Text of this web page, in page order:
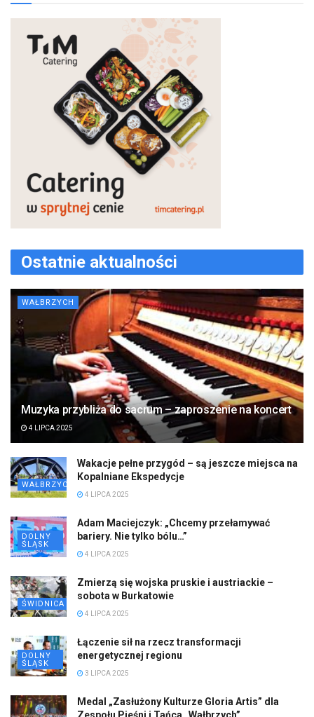
Ostatnie aktualności
WAŁBRZYCH
Muzyka przybliża do sacrum – zaproszenie na koncert
4 LIPCA 2025
WAŁBRZYCH
Wakacje pełne przygód – są jeszcze miejsca na
Kopalniane Ekspedycje
4 LIPCA 2025
DOLNY
ŚLĄSK
Adam Maciejczyk: „Chcemy przełamywać
bariery. Nie tylko bólu…”
4 LIPCA 2025
ŚWIDNICA
Zmierzą się wojska pruskie i austriackie –
sobota w Burkatowie
4 LIPCA 2025
DOLNY
ŚLĄSK
Łączenie sił na rzecz transformacji
energetycznej regionu
3 LIPCA 2025
Medal „Zasłużony Kulturze Gloria Artis” dla